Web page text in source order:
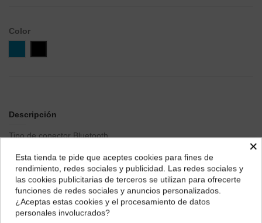
Color
Descripción
Tipo de conector Bluetooth
Tipo de altavoz
Altavoz exterior
Marca Xiaomi
Nombre del modelo Xiaomi Mi Portable Bluetooth Speaker
Usos recomendados para el producto Für Smartphones oder
Tablets
¿Dónde deseas recibir tu pedido?
Selecciona tu ubicación para mostrarte los precios e
impuestos correctos para tu región.
×
Esta tienda te pide que aceptes cookies para fines de
rendimiento, redes sociales y publicidad. Las redes sociales y
las cookies publicitarias de terceros se utilizan para ofrecerte
funciones de redes sociales y anuncios personalizados.
¿Aceptas estas cookies y el procesamiento de datos
personales involucrados?